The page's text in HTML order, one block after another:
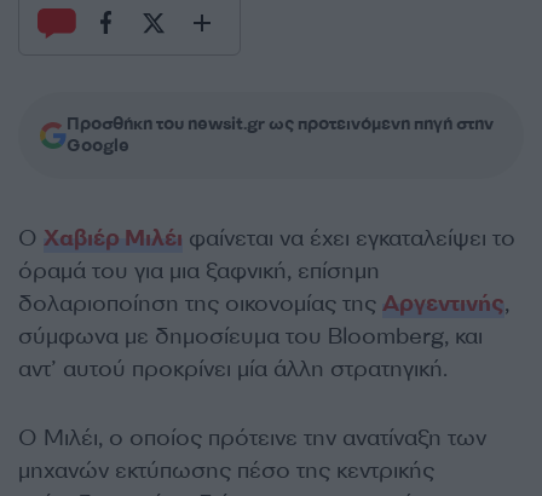
Προσθήκη του newsit.gr ως προτεινόμενη πηγή στην
Google
Ο Χαβιέρ Μιλέι φαίνεται να έχει εγκαταλείψει το
όραμά του για μια ξαφνική, επίσημη
δολαριοποίηση της οικονομίας της Αργεντινής,
σύμφωνα με δημοσίευμα του Bloomberg, και
αντ’ αυτού προκρίνει μία άλλη στρατηγική.
Ο Μιλέι, ο οποίος πρότεινε την ανατίναξη των
μηχανών εκτύπωσης πέσο της κεντρικής